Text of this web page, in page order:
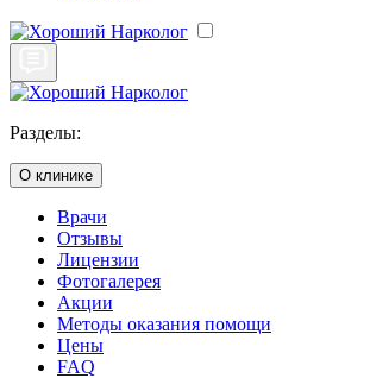
Разделы:
О клинике
Врачи
Отзывы
Лицензии
Фотогалерея
Акции
Методы оказания помощи
Цены
FAQ